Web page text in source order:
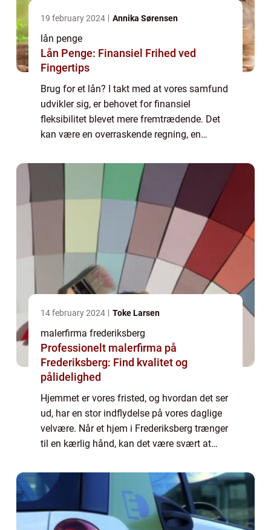
19 february 2024 Annika Sørensen
lån penge
Lån Penge: Finansiel Frihed ved
Fingertips
Brug for et lån? I takt med at vores samfund
udvikler sig, er behovet for finansiel
fleksibilitet blevet mere fremtrædende. Det
kan være en overraskende regning, en
måske startk...
14 february 2024 Toke Larsen
malerfirma frederiksberg
Professionelt malerfirma på
Frederiksberg: Find kvalitet og
pålidelighed
Hjemmet er vores fristed, og hvordan det ser
ud, har en stor indflydelse på vores daglige
velvære. Når et hjem i Frederiksberg trænger
til en kærlig hånd, kan det være svært at
Med en række kompetente malerfir...